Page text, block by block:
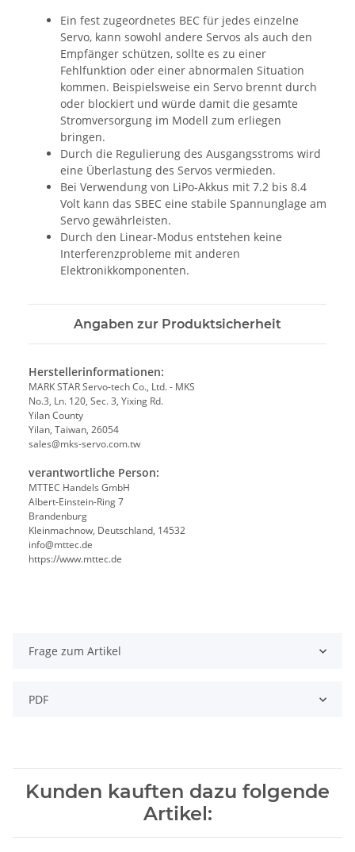
Ein fest zugeordnetes BEC für jedes einzelne
Servo, kann sowohl andere Servos als auch den
Empfänger schützen, sollte es zu einer
Fehlfunktion oder einer abnormalen Situation
kommen. Beispielsweise ein Servo brennt durch
oder blockiert und würde damit die gesamte
Stromversorgung im Modell zum erliegen
bringen.
Durch die Regulierung des Ausgangsstroms wird
eine Überlastung des Servos vermieden.
Bei Verwendung von LiPo-Akkus mit 7.2 bis 8.4
Volt kann das SBEC eine stabile Spannunglage am
Servo gewährleisten.
Durch den Linear-Modus entstehen keine
Interferenzprobleme mit anderen
Elektronikkomponenten.
Angaben zur Produktsicherheit
Herstellerinformationen:
MARK STAR Servo-tech Co., Ltd. - MKS
No.3, Ln. 120, Sec. 3, Yixing Rd.
Yilan County
Yilan, Taiwan, 26054
sales@mks-servo.com.tw
verantwortliche Person:
MTTEC Handels GmbH
Albert-Einstein-Ring 7
Brandenburg
Kleinmachnow, Deutschland, 14532
info@mttec.de
https://www.mttec.de
Frage zum Artikel
PDF
Kunden kauften dazu folgende
Artikel: